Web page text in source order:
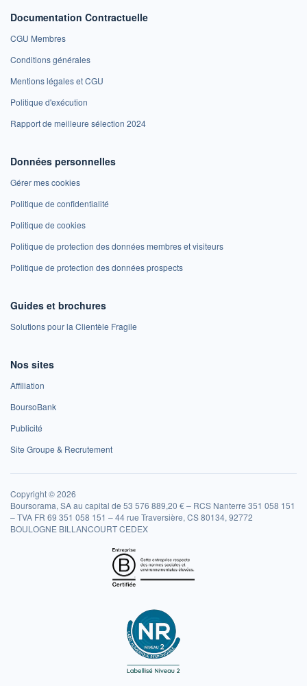
Documentation Contractuelle
CGU Membres
Conditions générales
Mentions légales et CGU
Politique d'exécution
Rapport de meilleure sélection 2024
Données personnelles
Gérer mes cookies
Politique de confidentialité
Politique de cookies
Politique de protection des données membres et visiteurs
Politique de protection des données prospects
Guides et brochures
Solutions pour la Clientèle Fragile
Nos sites
Affiliation
BoursoBank
Publicité
Site Groupe & Recrutement
Copyright © 2026
Boursorama, SA au capital de 53 576 889,20 € – RCS Nanterre 351 058 151
– TVA FR 69 351 058 151 – 44 rue Traversière, CS 80134, 92772
BOULOGNE BILLANCOURT CEDEX